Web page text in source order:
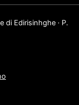
di Edirisinhghe · P.